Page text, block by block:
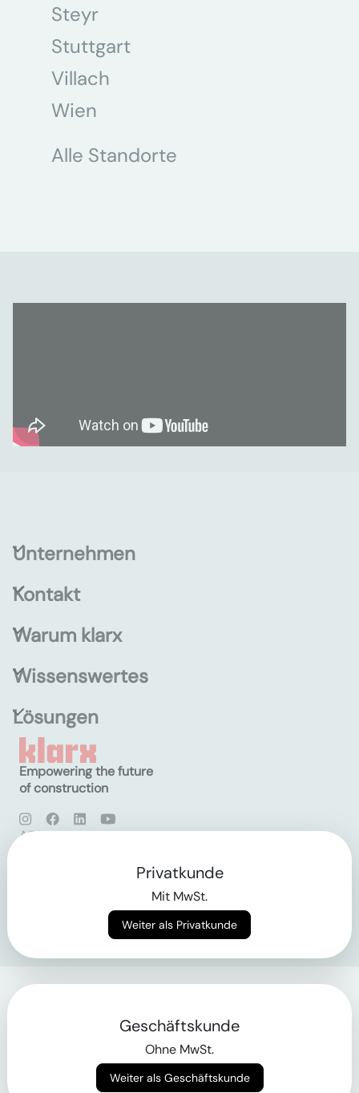
Steyr
Stuttgart
Villach
Wien
Alle Standorte
Unternehmen
Kontakt
Warum klarx
Wissenswertes
Lösungen
Empowering the future
of construction
AGB
Privatkunde
Mit MwSt.
Weiter als Privatkunde
Geschäftskunde
Ohne MwSt.
Weiter als Geschäftskunde